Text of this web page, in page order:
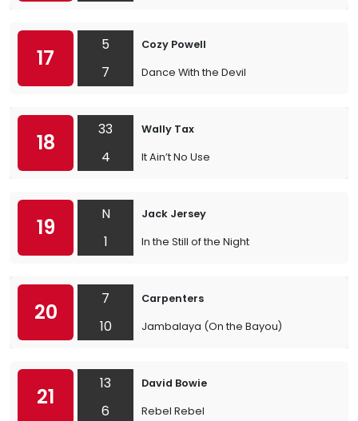
17
5
7
Cozy Powell
Dance With the Devil
18
33
4
Wally Tax
It Ain’t No Use
19
N
1
Jack Jersey
In the Still of the Night
20
7
10
Carpenters
Jambalaya (On the Bayou)
21
13
6
David Bowie
Rebel Rebel